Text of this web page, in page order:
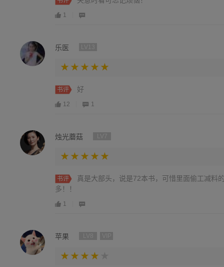
1
乐医
书评 好
12 1
烛光蘑菇
书评
真是大部头，说是72本书，可惜里面偷工减料
多！！
1
苹果